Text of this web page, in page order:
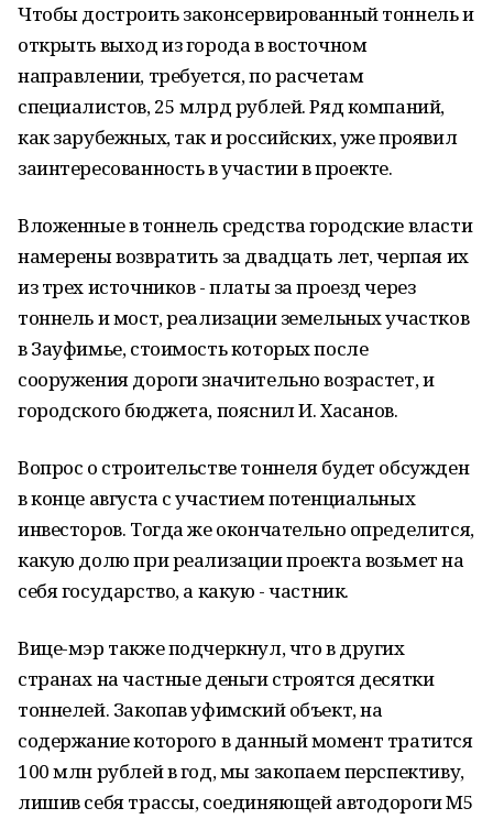
Чтобы достроить законсервированный тоннель и
открыть выход из города в восточном
направлении, требуется, по расчетам
специалистов, 25 млрд рублей. Ряд компаний,
как зарубежных, так и российских, уже проявил
заинтересованность в участии в проекте.
Вложенные в тоннель средства городские власти
намерены возвратить за двадцать лет, черпая их
из трех источников - платы за проезд через
тоннель и мост, реализации земельных участков
в Зауфимье, стоимость которых после
сооружения дороги значительно возрастет, и
городского бюджета, пояснил И. Хасанов.
Вопрос о строительстве тоннеля будет обсужден
в конце августа с участием потенциальных
инвесторов. Тогда же окончательно определится,
какую долю при реализации проекта возьмет на
себя государство, а какую - частник.
Вице-мэр также подчеркнул, что в других
странах на частные деньги строятся десятки
тоннелей. Закопав уфимский объект, на
содержание которого в данный момент тратится
100 млн рублей в год, мы закопаем перспективу,
лишив себя трассы, соединяющей автодороги М5